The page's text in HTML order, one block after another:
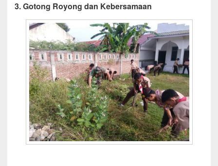
3. Gotong Royong dan Kebersamaan